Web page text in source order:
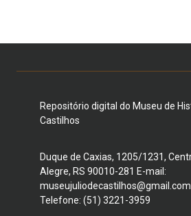
Repositório digital do Museu de
Castilhos
Duque de Caxias, 1205/1231,
Alegre, RS 90010-281 E-mail:
museujuliodecastilhos@gmail.com
Telefone: (51) 3221-3959